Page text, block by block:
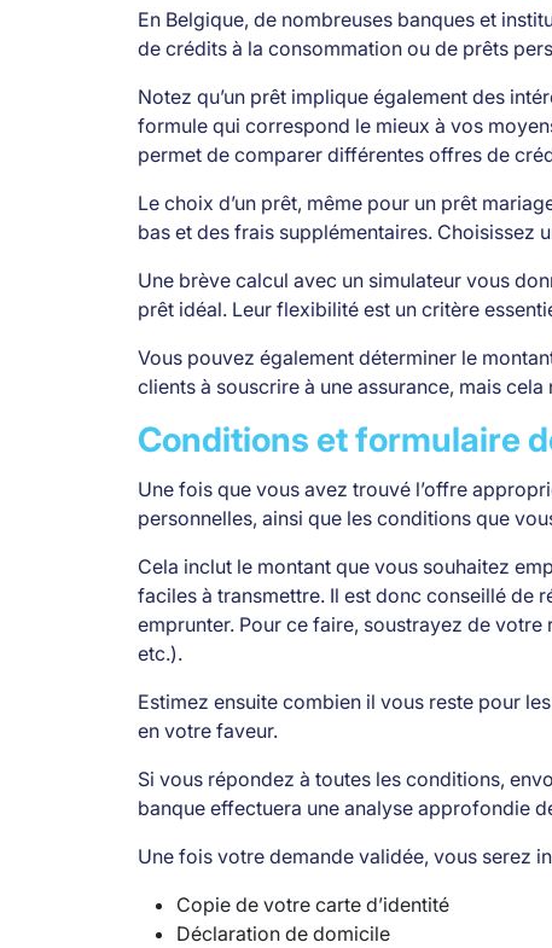
En Belgique, de nombreuses banques et
de crédits à la consommation ou de prêts
Notez qu’un prêt implique également des
formule qui correspond le mieux à vos
permet de comparer différentes offres de
Le choix d’un prêt, même pour un prêt
bas et des frais supplémentaires.
Une brève calcul avec un simulateur vous
prêt idéal. Leur flexibilité est un critère
Vous pouvez également déterminer le
clients à souscrire à une assurance, mais cela
Conditions et formulaire
Une fois que vous avez trouvé l’offre
personnelles, ainsi que les conditions que
Cela inclut le montant que vous souhaitez
faciles à transmettre. Il est donc conseillé de
emprunter. Pour ce faire, soustrayez de
etc.).
Estimez ensuite combien il vous reste pour
en votre faveur.
Si vous répondez à toutes les conditions,
banque effectuera une analyse approfondie
Une fois votre demande validée, vous serez
Copie de votre carte d’identité
Déclaration de domicile